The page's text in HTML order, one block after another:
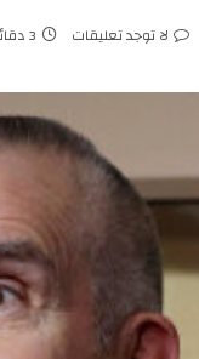
تعليقات 3 دقائق